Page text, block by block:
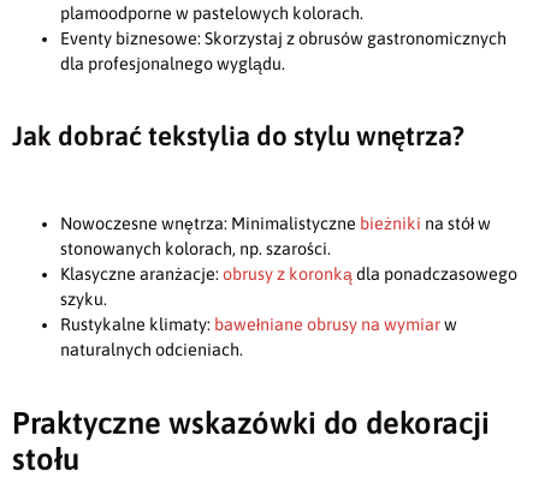
plamoodporne w pastelowych kolorach.
Eventy biznesowe: Skorzystaj z obrusów gastronomicznych
dla profesjonalnego wyglądu.
Jak dobrać tekstylia do stylu wnętrza?
Nowoczesne wnętrza: Minimalistyczne bieżniki na stół w
stonowanych kolorach, np. szarości.
Klasyczne aranżacje:obrusy z koronką dla ponadczasowego
szyku.
Rustykalne klimaty: bawełniane obrusy na wymiarw
naturalnych odcieniach.
Praktyczne wskazówki do dekoracji
stołu